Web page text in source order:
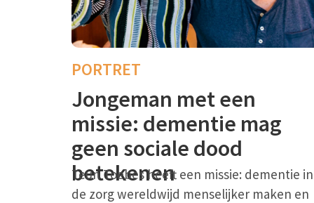
PORTRET
Jongeman met een
missie: dementie mag
geen sociale dood
betekenen
Teun Toebes heeft een missie: dementie in
de zorg wereldwijd menselijker maken en